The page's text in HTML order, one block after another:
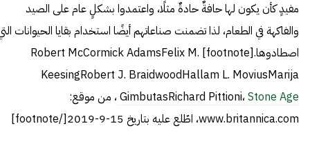
مفيدٍ كأن يكون لها حافةٌ حادةٌ مثلًا، واعتمدوا بشكلٍ عام على الصيد
والفاكهة في الطعام، لذا تضمنت صناعاتهم أيضًا استخدام بقايا الحيوانات
اصطادوها.[footnote] Robert McCormick AdamsFelix M.
KeesingRobert J. BraidwoodHallam L. MoviusMarija
GimbutasRichard Pittioni،Stone Age
، من موقع:
www.britannica.com، اطّلع عليه بتاريخ 15-9-2019[/footnote]